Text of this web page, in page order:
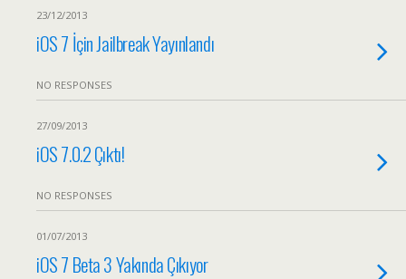
23/12/2013
iOS 7 İçin Jailbreak Yayınlandı
NO RESPONSES
27/09/2013
iOS 7.0.2 Çıktı!
NO RESPONSES
01/07/2013
iOS 7 Beta 3 Yakında Çıkıyor